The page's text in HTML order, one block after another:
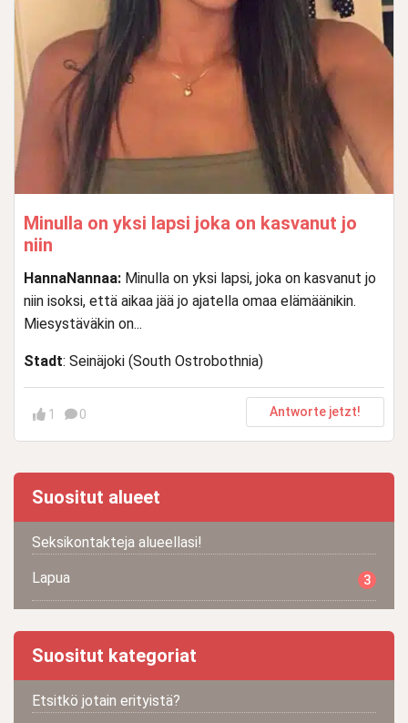
Minulla on yksi lapsi joka on kasvanut jo
niin
HannaNannaa: Minulla on yksi lapsi, joka on kasvanut jo
niin isoksi, että aikaa jää jo ajatella omaa elämäänikin.
Miesystäväkin on...
Stadt: Seinäjoki (South Ostrobothnia)
1 0 Antworte jetzt!
Suositut alueet
Seksikontakteja alueellasi!
Lapua 3
Suositut kategoriat
Etsitkö jotain erityistä?